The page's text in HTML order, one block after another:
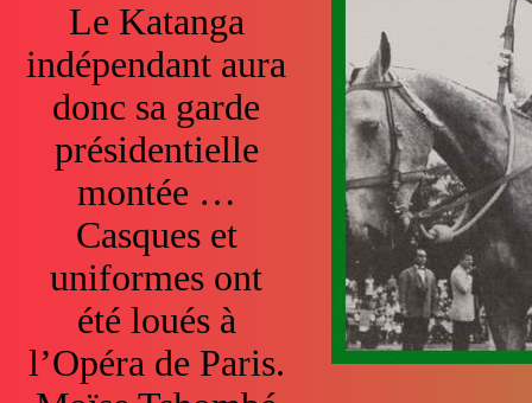
Le Katanga
indépendant aura
donc sa garde
présidentielle
montée …
Casques et
uniformes ont
été loués à
l’Opéra de Paris.